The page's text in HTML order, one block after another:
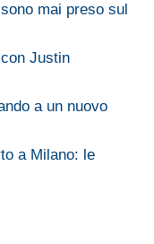
mai preso sul
Justin
a un nuovo
a Milano: le